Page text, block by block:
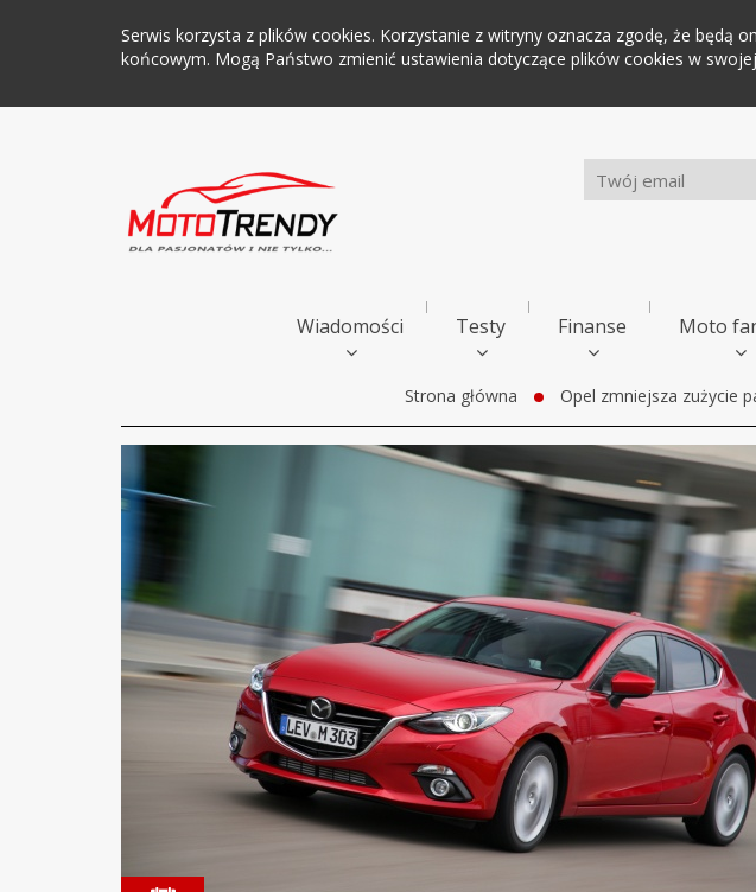
Serwis korzysta z plików cookies. Korzystanie z witryny oznacza zgodę, że będą
końcowym. Mogą Państwo zmienić ustawienia dotyczące plików cookies w
Wiadomości Testy Finanse Moto
Strona główna Opel zmniejsza zużycie